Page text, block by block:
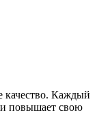
качество. Каждый
и повышает свою